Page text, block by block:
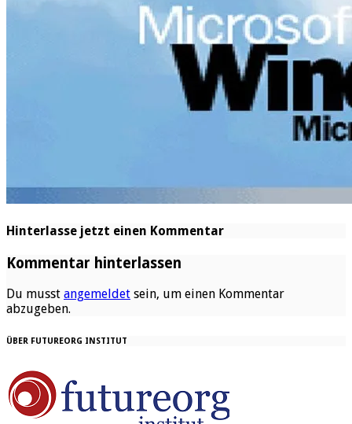
Hinterlasse jetzt einen Kommentar
Kommentar hinterlassen
Du musst angemeldet sein, um einen Kommentar
abzugeben.
ÜBER FUTUREORG INSTITUT